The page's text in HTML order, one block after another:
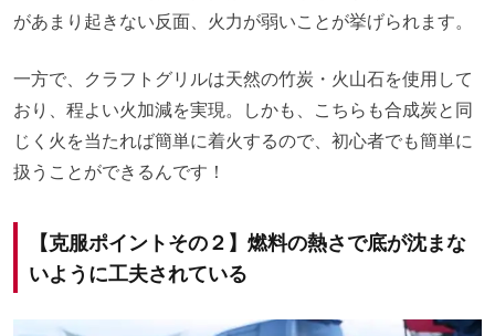
があまり起きない反面、火力が弱いことが挙げられます。
一方で、クラフトグリルは天然の竹炭・火山石を使用して
おり、程よい火加減を実現。しかも、こちらも合成炭と同
じく火を当たれば簡単に着火するので、初心者でも簡単に
扱うことができるんです！
【克服ポイントその２】燃料の熱さで底が沈まな
いように工夫されている